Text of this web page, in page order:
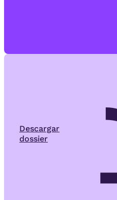
Descargar
dossier